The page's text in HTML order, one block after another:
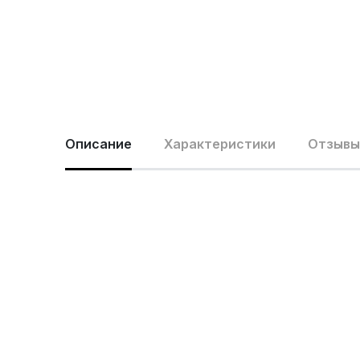
Описание Характеристики